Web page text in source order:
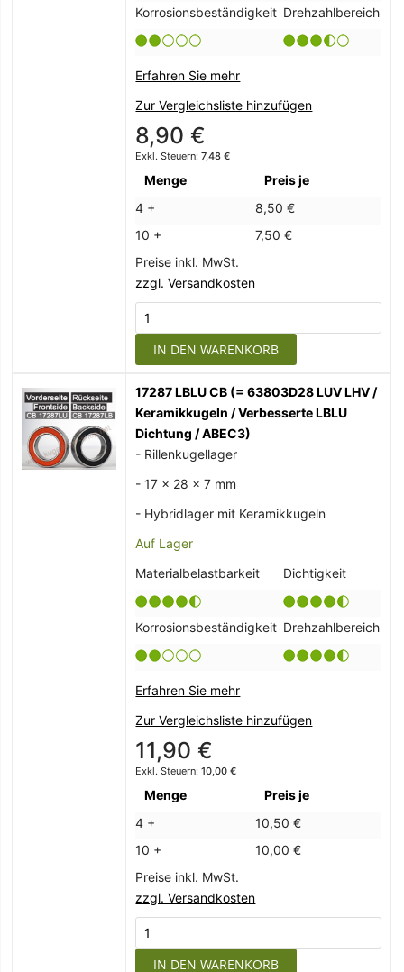
Korrosionsbeständigkeit Drehzahlbereich
Erfahren Sie mehr
Zur Vergleichsliste hinzufügen
8,90 €
7,48 €
Menge
Preis je
4 +
8,50 €
10 +
7,50 €
Preise inkl. MwSt.
zzgl. Versandkosten
IN DEN WARENKORB
17287 LBLU CB (= 63803D28 LUV LHV /
Keramikkugeln / Verbesserte LBLU
Dichtung / ABEC3)
- Rillenkugellager
- 17 x 28 x 7 mm
- Hybridlager mit Keramikkugeln
Auf Lager
Materialbelastbarkeit
Dichtigkeit
Korrosionsbeständigkeit Drehzahlbereich
Erfahren Sie mehr
Zur Vergleichsliste hinzufügen
11,90 €
10,00 €
Menge
Preis je
4 +
10,50 €
10 +
10,00 €
Preise inkl. MwSt.
zzgl. Versandkosten
IN DEN WARENKORB